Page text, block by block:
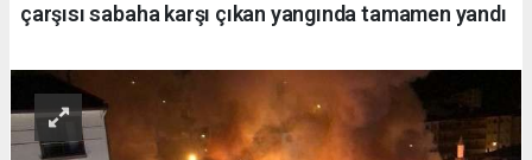
çarşısı sabaha karşı çıkan yangında tamamen yandı